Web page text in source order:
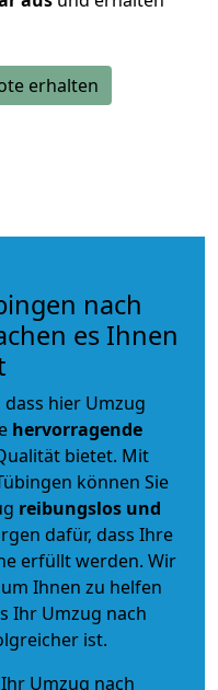
erhalten
nach
es Ihnen
hier Umzug
hervorragende
bietet. Mit
können Sie
reibungslos und
dafür, dass Ihre
erfüllt werden. Wir
Ihnen zu helfen
Ihr Umzug nach
ist.
Umzug nach